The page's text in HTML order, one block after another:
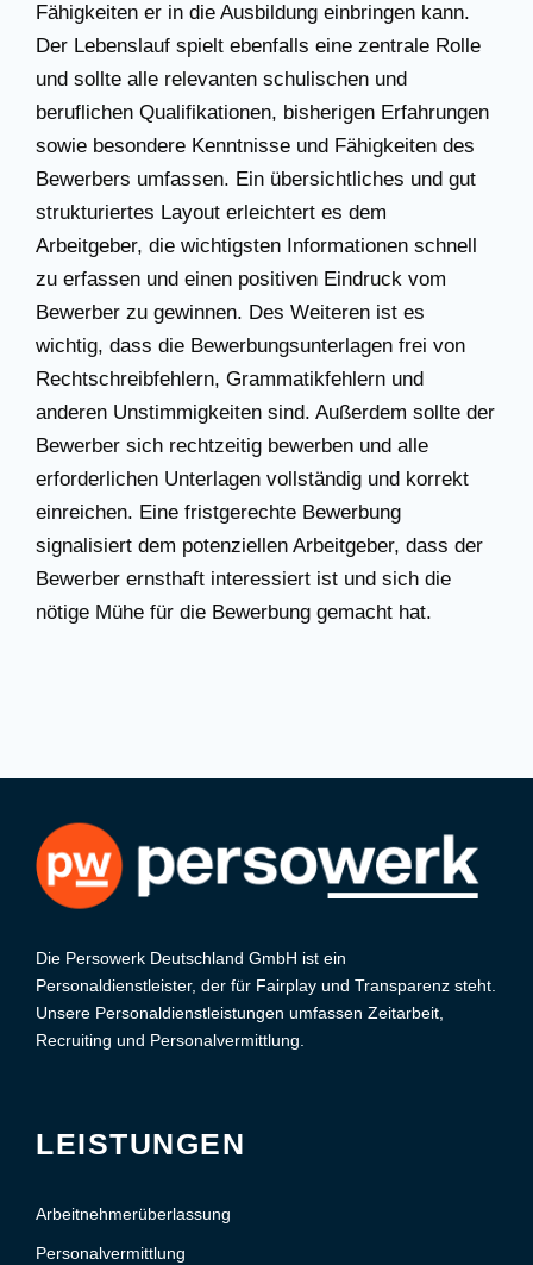
Fähigkeiten er in die Ausbildung einbringen kann.
Der Lebenslauf spielt ebenfalls eine zentrale Rolle
und sollte alle relevanten schulischen und
beruflichen Qualifikationen, bisherigen Erfahrungen
sowie besondere Kenntnisse und Fähigkeiten des
Bewerbers umfassen. Ein übersichtliches und gut
strukturiertes Layout erleichtert es dem
Arbeitgeber, die wichtigsten Informationen schnell
zu erfassen und einen positiven Eindruck vom
Bewerber zu gewinnen. Des Weiteren ist es
wichtig, dass die Bewerbungsunterlagen frei von
Rechtschreibfehlern, Grammatikfehlern und
anderen Unstimmigkeiten sind. Außerdem sollte der
Bewerber sich rechtzeitig bewerben und alle
erforderlichen Unterlagen vollständig und korrekt
einreichen. Eine fristgerechte Bewerbung
signalisiert dem potenziellen Arbeitgeber, dass der
Bewerber ernsthaft interessiert ist und sich die
nötige Mühe für die Bewerbung gemacht hat.
Die Persowerk Deutschland GmbH ist ein
Personaldienstleister, der für Fairplay und Transparenz steht.
Unsere Personaldienstleistungen umfassen Zeitarbeit,
Recruiting und Personalvermittlung.
LEISTUNGEN
Arbeitnehmerüberlassung
Personalvermittlung